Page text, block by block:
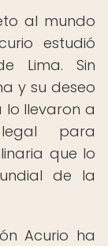
al mundo
estudió
Lima. Sin
y su deseo
lo llevaron a
para
que lo
de la
Acurio ha